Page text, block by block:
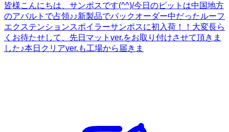
皆様こんにちは、サンポスです(^^)/今日のピットは中国地方
のアバルトで占領♪♪新製品でバックオーダー中だったルーフ
エクステンションスポイラーサンポスに初入荷！！大変長ら
くお待たせして、先日マットver.をお取り付けさせて頂きま
した♪本日クリアver.も工場から届きま